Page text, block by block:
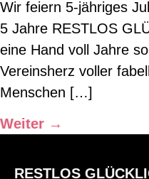
Wir feiern 5-jähriges
5 Jahre RESTLOS
eine Hand voll Jahre
Vereinsherz voller
Menschen […]
Weiter →
RESTLOS